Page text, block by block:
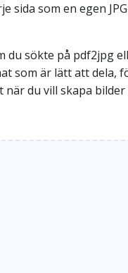
sida som en egen
sökte på pdf2jpg
som är lätt att dela,
du vill skapa